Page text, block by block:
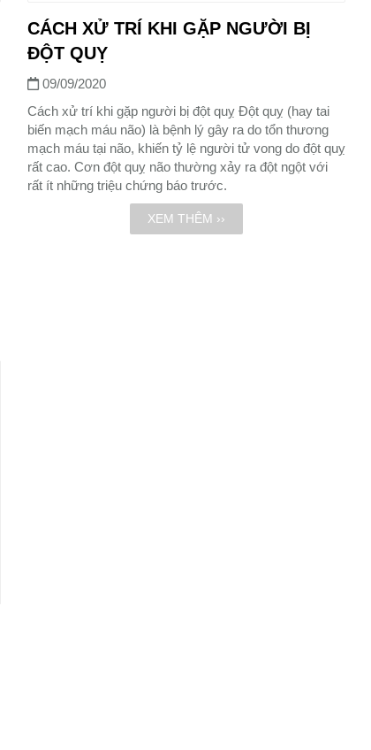
CÁCH XỬ TRÍ KHI GẶP NGƯỜI BỊ
ĐỘT QUỴ
09/09/2020
Cách xử trí khi gặp người bị đột quỵ Đột quỵ (hay tai
biến mạch máu não) là bệnh lý gây ra do tổn thương
mạch máu tại não, khiến tỷ lệ người tử vong do đột quỵ
rất cao. Cơn đột quỵ não thường xảy ra đột ngột với
rất ít những triệu chứng báo trước.
XEM THÊM ››